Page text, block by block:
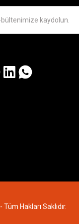
Hakları Saklıdır.